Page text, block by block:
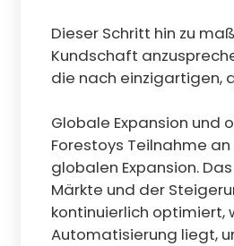
Dieser Schritt hin zu
Kundschaft
die nach einzigartigen,
Globale Expansion und
Forestoys Teilnahme
globalen Expansion.
Märkte und der
kontinuierlich optimiert,
Automatisierung liegt,